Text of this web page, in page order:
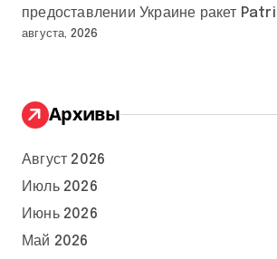
предоставлении Украине ракет
августа, 2026
Архивы
Август 2026
Июль 2026
Июнь 2026
Май 2026